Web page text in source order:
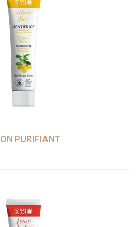
PURIFIANT